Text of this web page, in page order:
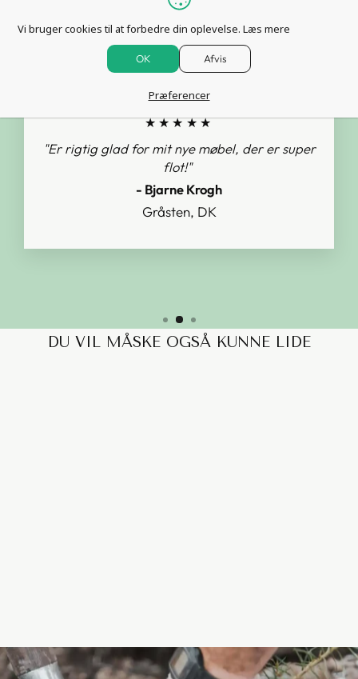
ANDRE KUNDER SAGDE
★★★★★
"Er rigtig glad for mit nye møbel, der er super
flot!"
- Bjarne Krogh
Gråsten, DK
DU VIL MÅSKE OGSÅ KUNNE LIDE
Vi bruger cookies til at forbedre din oplevelse. Læs mere
OK Afvis
Præferencer